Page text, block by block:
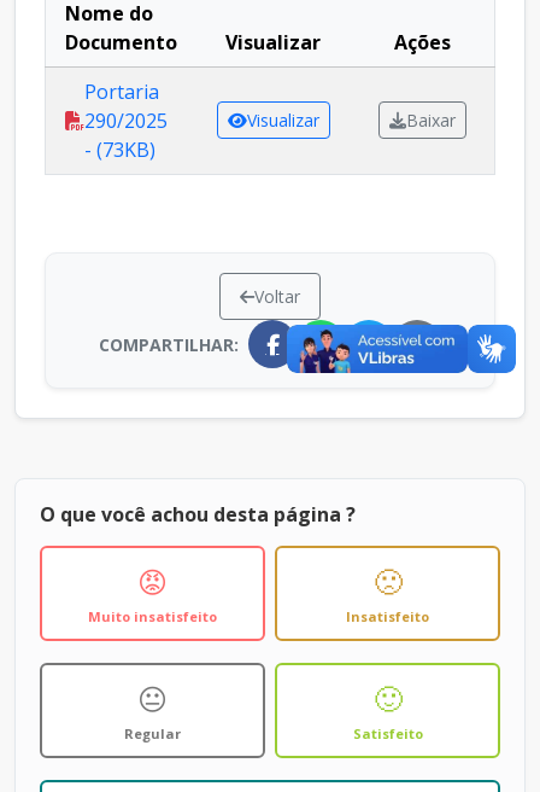
Nome do
Documento
Visualizar
Ações
Portaria
290/2025
- (73KB)
Visualizar Baixar
Voltar
COMPARTILHAR:
O que você achou desta página ?
😡
Muito insatisfeito
🙁
Insatisfeito
😐
Regular
🙂
Satisfeito